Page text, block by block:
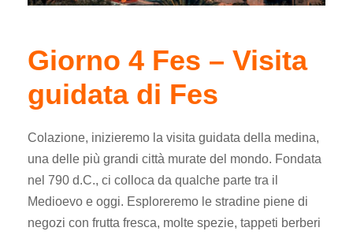
Giorno 4 Fes – Visita
guidata di Fes
Colazione, inizieremo la visita guidata della medina,
una delle più grandi città murate del mondo. Fondata
nel 790 d.C., ci colloca da qualche parte tra il
Medioevo e oggi. Esploreremo le stradine piene di
negozi con frutta fresca, molte spezie, tappeti berberi